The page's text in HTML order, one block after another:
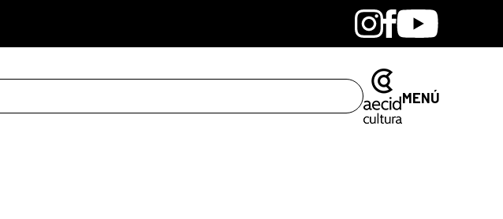
BandcampInstagram
Facebook
Youtube
MENÚ